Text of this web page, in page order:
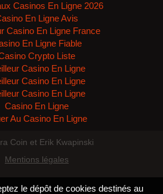
Casinos En Ligne 2026
En Ligne Avis
Casino En Ligne France
En Ligne Fiable
Crypto Liste
Casino En Ligne
Casino En Ligne
Casino En Ligne
Casino En Ligne
Au Casino En Ligne
Coin et Erik Kwapinski
Mentions légales
le dépôt de cookies destinés au